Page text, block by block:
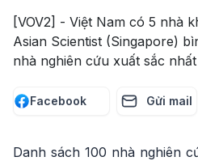
[VOV2] - Việt Nam có 5 nhà
Asian Scientist (Singapore)
nhà nghiên cứu xuất sắc
Facebook Gửi mail
Danh sách 100 nhà nghiên